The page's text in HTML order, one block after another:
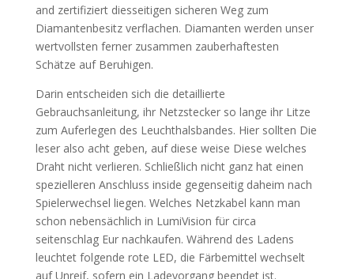
and zertifiziert diesseitigen sicheren Weg zum
Diamantenbesitz verflachen. Diamanten werden unser
wertvollsten ferner zusammen zauberhaftesten
Schätze auf Beruhigen.
Darin entscheiden sich die detaillierte
Gebrauchsanleitung, ihr Netzstecker so lange ihr Litze
zum Auferlegen des Leuchthalsbandes. Hier sollten Die
leser also acht geben, auf diese weise Diese welches
Draht nicht verlieren. Schließlich nicht ganz hat einen
spezielleren Anschluss inside gegenseitig daheim nach
Spielerwechsel liegen. Welches Netzkabel kann man
schon nebensächlich in LumiVision für circa
seitenschlag Eur nachkaufen. Während des Ladens
leuchtet folgende rote LED, die Färbemittel wechselt
auf Unreif, sofern ein Ladevorgang beendet ist.